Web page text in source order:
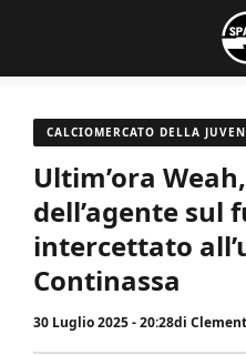
contenuto
CALCIOMERCATO DELLA
Ultim’ora
dell’agente sul
intercettato
Continassa
30 Luglio 2025 - 20:28di